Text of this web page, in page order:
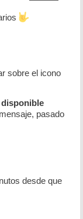
sobre el icono
pasado
desde que